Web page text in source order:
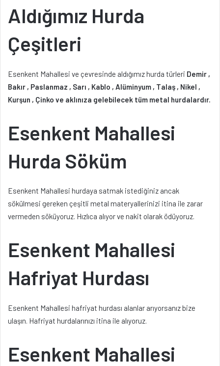
Aldığımız Hurda
Çeşitleri
Esenkent Mahallesi ve çevresinde aldığımız hurda türleri Demir ,
Bakır , Paslanmaz , Sarı , Kablo , Alüminyum , Talaş , Nikel ,
Kurşun , Çinko ve aklınıza gelebilecek tüm metal hurdalardır.
Esenkent Mahallesi
Hurda Söküm
Esenkent Mahallesi hurdaya satmak istediğiniz ancak
sökülmesi gereken çeşitli metal materyallerinizi itina ile zarar
vermeden söküyoruz. Hızlıca alıyor ve nakit olarak ödüyoruz.
Esenkent Mahallesi
Hafriyat Hurdası
Esenkent Mahallesi hafriyat hurdası alanlar arıyorsanız bize
ulaşın. Hafriyat hurdalarınızı itina ile alıyoruz.
Esenkent Mahallesi